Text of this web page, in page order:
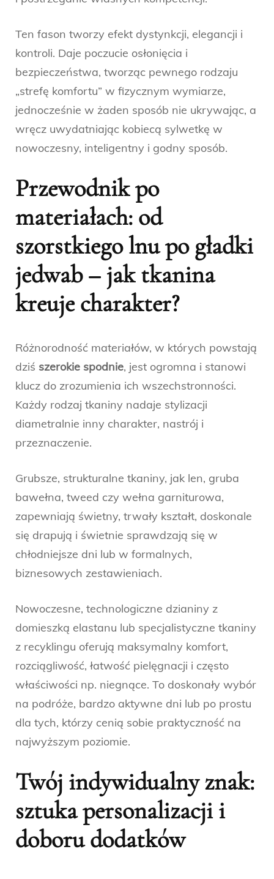
Ten fason tworzy efekt dystynkcji, elegancji i
kontroli. Daje poczucie osłonięcia i
bezpieczeństwa, tworząc pewnego rodzaju
„strefę komfortu” w fizycznym wymiarze,
jednocześnie w żaden sposób nie ukrywając, a
wręcz uwydatniając kobiecą sylwetkę w
nowoczesny, inteligentny i godny sposób.
Przewodnik po
materiałach: od
szorstkiego lnu po gładki
jedwab – jak tkanina
kreuje charakter?
Różnorodność materiałów, w których powstają
dziś szerokie spodnie, jest ogromna i stanowi
klucz do zrozumienia ich wszechstronności.
Każdy rodzaj tkaniny nadaje stylizacji
diametralnie inny charakter, nastrój i
przeznaczenie.
Grubsze, strukturalne tkaniny, jak len, gruba
bawełna, tweed czy wełna garniturowa,
zapewniają świetny, trwały kształt, doskonale
się drapują i świetnie sprawdzają się w
chłodniejsze dni lub w formalnych,
biznesowych zestawieniach.
Nowoczesne, technologiczne dzianiny z
domieszką elastanu lub specjalistyczne tkaniny
z recyklingu oferują maksymalny komfort,
rozciągliwość, łatwość pielęgnacji i często
właściwości np. niegnące. To doskonały wybór
na podróże, bardzo aktywne dni lub po prostu
dla tych, którzy cenią sobie praktyczność na
najwyższym poziomie.
Twój indywidualny znak:
sztuka personalizacji i
doboru dodatków